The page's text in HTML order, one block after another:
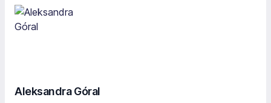
Aleksandra Góral